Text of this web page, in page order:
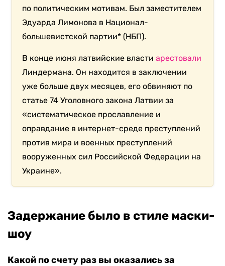
по политическим мотивам. Был заместителем
Эдуарда Лимонова в Национал-
большевистской партии* (НБП).
В конце июня латвийские властиарестовали
Линдермана. Он находится в заключении
уже больше двух месяцев, его обвиняют по
статье 74 Уголовного закона Латвии за
«систематическое прославление и
оправдание в интернет-среде преступлений
против мира и военных преступлений
вооруженных сил Российской Федерации на
Украине».
Задержание было в стиле маски-
шоу
Какой по счету раз вы оказались за